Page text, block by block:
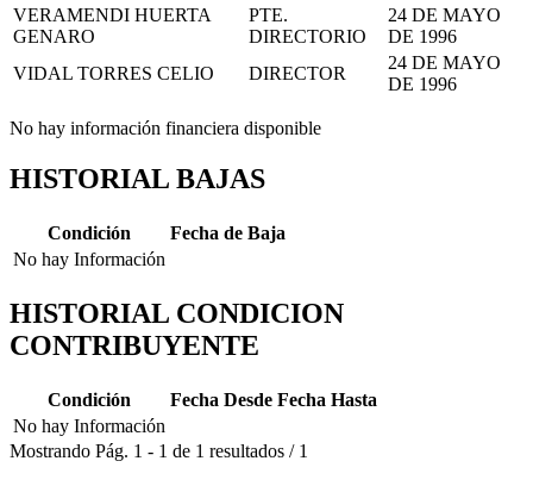
VERAMENDI HUERTA
GENARO
PTE.
DIRECTORIO
24 DE MAYO
DE 1996
VIDAL TORRES CELIO
DIRECTOR
24 DE MAYO
DE 1996
No hay información financiera disponible
HISTORIAL BAJAS
Condición
Fecha de Baja
No hay Información
HISTORIAL CONDICION
CONTRIBUYENTE
Condición Fecha Desde Fecha Hasta
No hay Información
Mostrando Pág. 1 - 1 de 1 resultados / 1